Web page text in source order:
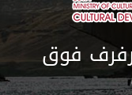
فوق